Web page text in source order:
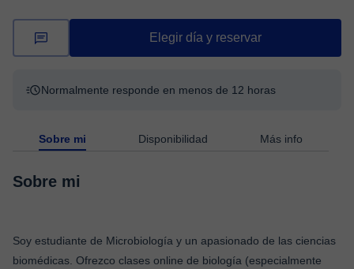
Elegir día y reservar
Normalmente responde en menos de 12 horas
Sobre mi Disponibilidad Más info
Sobre mi
Soy estudiante de Microbiología y un apasionado de las ciencias
biomédicas. Ofrezco clases online de biología (especialmente